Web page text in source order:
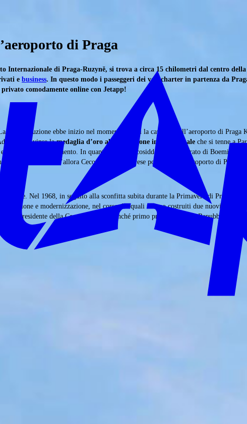
di Praga
Internazionale di Praga-Ruzyně, si trova a circa 15 chilometri dal centro della
e business. In questo modo i passeggeri dei voli charter in partenza da
comodamente online con Jetapp!
sua costruzione ebbe inizio nel momento in cui la capacità dell’aeroporto di
Benš, vinse lamedaglia d’oro all’Esposizione internazionale che si tenne a
e rinnovamento. In quanto parte del cosiddetto Protettorato di Boemia e
mondiale l’allora Cecoslovacchia riprese possesso dell’aeroporto di Praga
Nel 1968, in seguito alla sconfitta subita durante la Primavera di Praga,
e modernizzazione, nel corso dei quali furono costruiti due nuovi
presidente della Cecoslovacchia nonché primo presidente della Repubblica